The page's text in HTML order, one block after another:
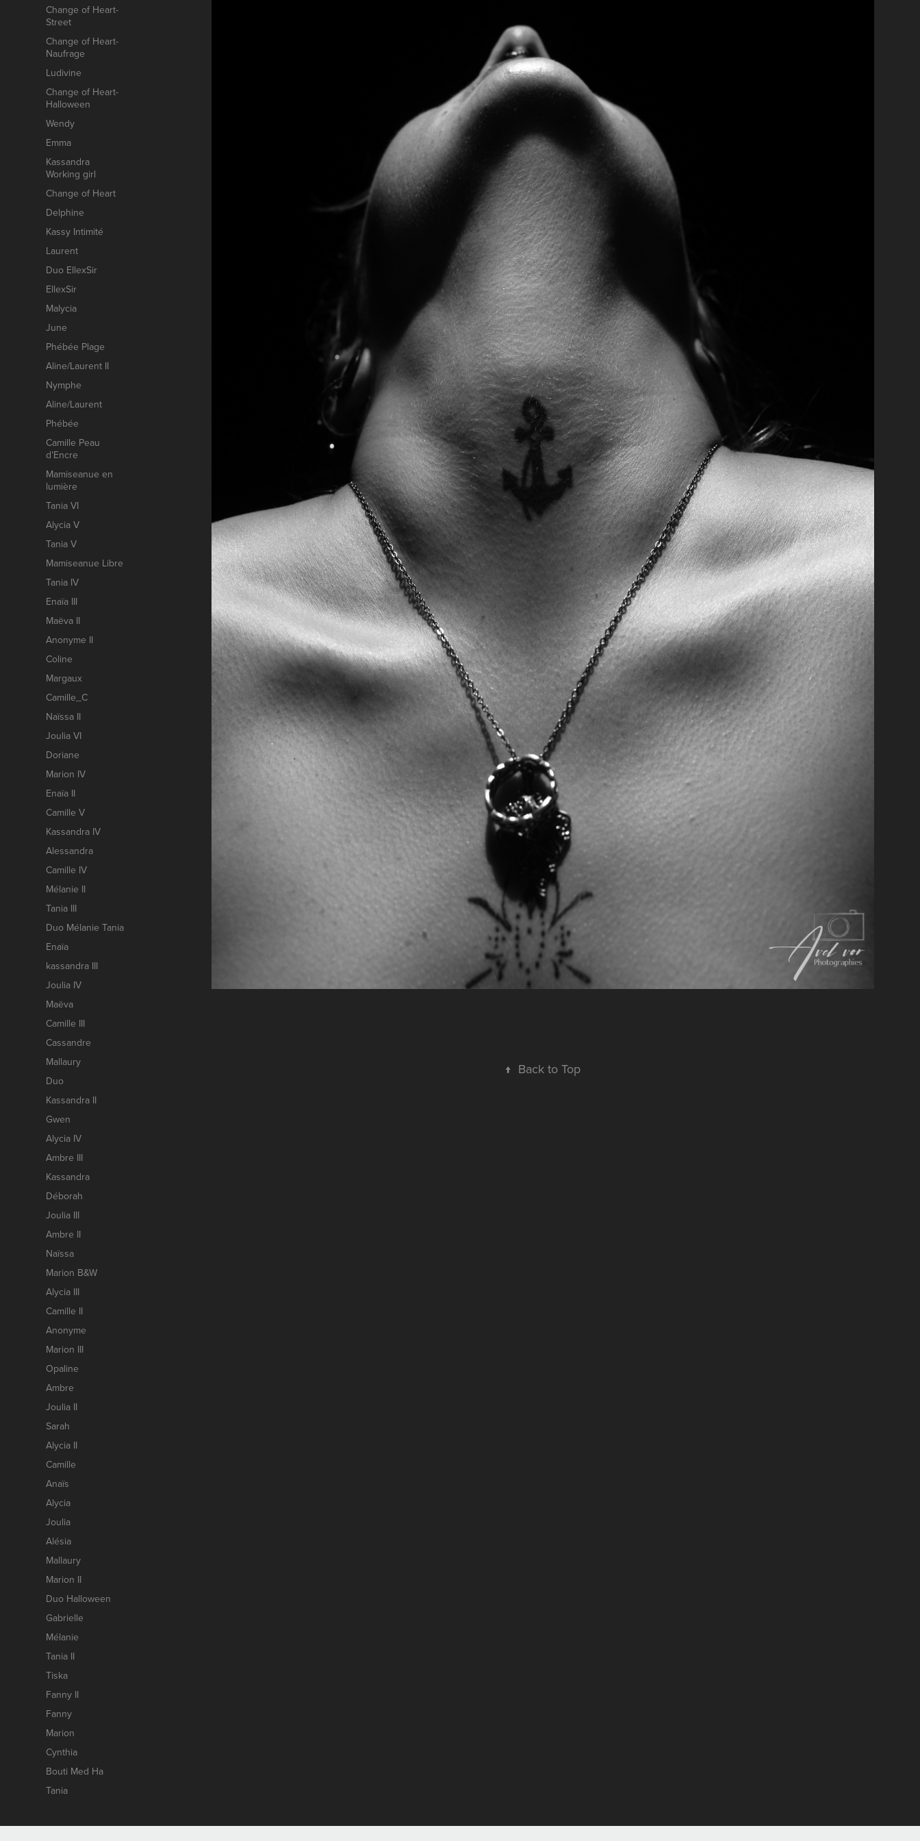
Change of Heart-
Street
Change of Heart-
Naufrage
Ludivine
Change of Heart-
Halloween
Wendy
Emma
Kassandra
Working girl
Change of Heart
Delphine
Kassy Intimité
Laurent
Duo EllexSir
EllexSir
Malycia
June
Phébée Plage
Aline/Laurent II
Nymphe
Aline/Laurent
Phébée
Camille Peau
d’Encre
Mamiseanue en
lumière
Tania VI
Alycia V
Tania V
Mamiseanue Libre
Tania IV
Enaïa III
Maëva II
Anonyme II
Coline
Margaux
Camille_C
Naïssa II
Joulia VI
Doriane
Marion IV
Enaïa II
Camille V
Kassandra IV
Alessandra
Camille IV
Mélanie II
Tania III
Duo Mélanie Tania
Enaïa
kassandra III
Joulia IV
Maëva
Camille III
Cassandre
Mallaury
Duo
Kassandra II
Gwen
Alycia IV
Ambre III
Kassandra
Déborah
Joulia III
Ambre II
Naïssa
Marion B&W
Alycia III
Camille II
Anonyme
Marion III
Opaline
Ambre
Joulia II
Sarah
Alycia II
Camille
Anaïs
Alycia
Joulia
Alésia
Mallaury
Marion II
Duo Halloween
Gabrielle
Mélanie
Tania II
Tiska
Fanny II
Fanny
Marion
Cynthia
Bouti Med Ha
Tania
Contact
↑ Back to Top